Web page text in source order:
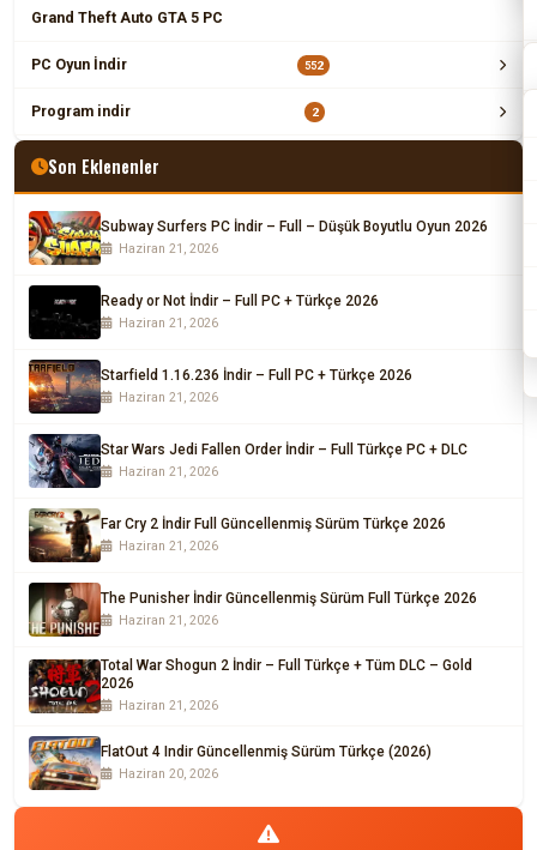
Grand Theft Auto GTA 5 PC
PC Oyun İndir 552
Program indir 2
Son Eklenenler
Subway Surfers PC İndir – Full – Düşük Boyutlu Oyun 2026
Haziran 21, 2026
Ready or Not İndir – Full PC + Türkçe 2026
Haziran 21, 2026
Starfield 1.16.236 İndir – Full PC + Türkçe 2026
Haziran 21, 2026
Star Wars Jedi Fallen Order İndir – Full Türkçe PC + DLC
Haziran 21, 2026
Far Cry 2 İndir Full Güncellenmiş Sürüm Türkçe 2026
Haziran 21, 2026
The Punisher İndir Güncellenmiş Sürüm Full Türkçe 2026
Haziran 21, 2026
Total War Shogun 2 İndir – Full Türkçe + Tüm DLC – Gold
2026
Haziran 21, 2026
FlatOut 4 Indir Güncellenmiş Sürüm Türkçe (2026)
Haziran 20, 2026